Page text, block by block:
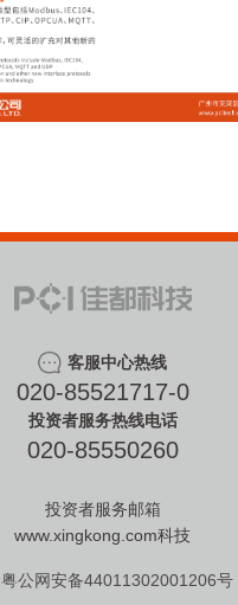
客服中心热线
020-85521717-0
投资者服务热线电话
020-85550260
投资者服务邮箱
www.xingkong.com科技
粤公网安备44011302001206号